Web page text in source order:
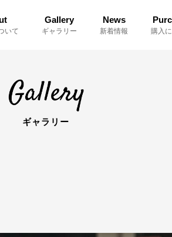
いて
Gallery
ギャラリー
News
新着情報 購入
ギャラリー